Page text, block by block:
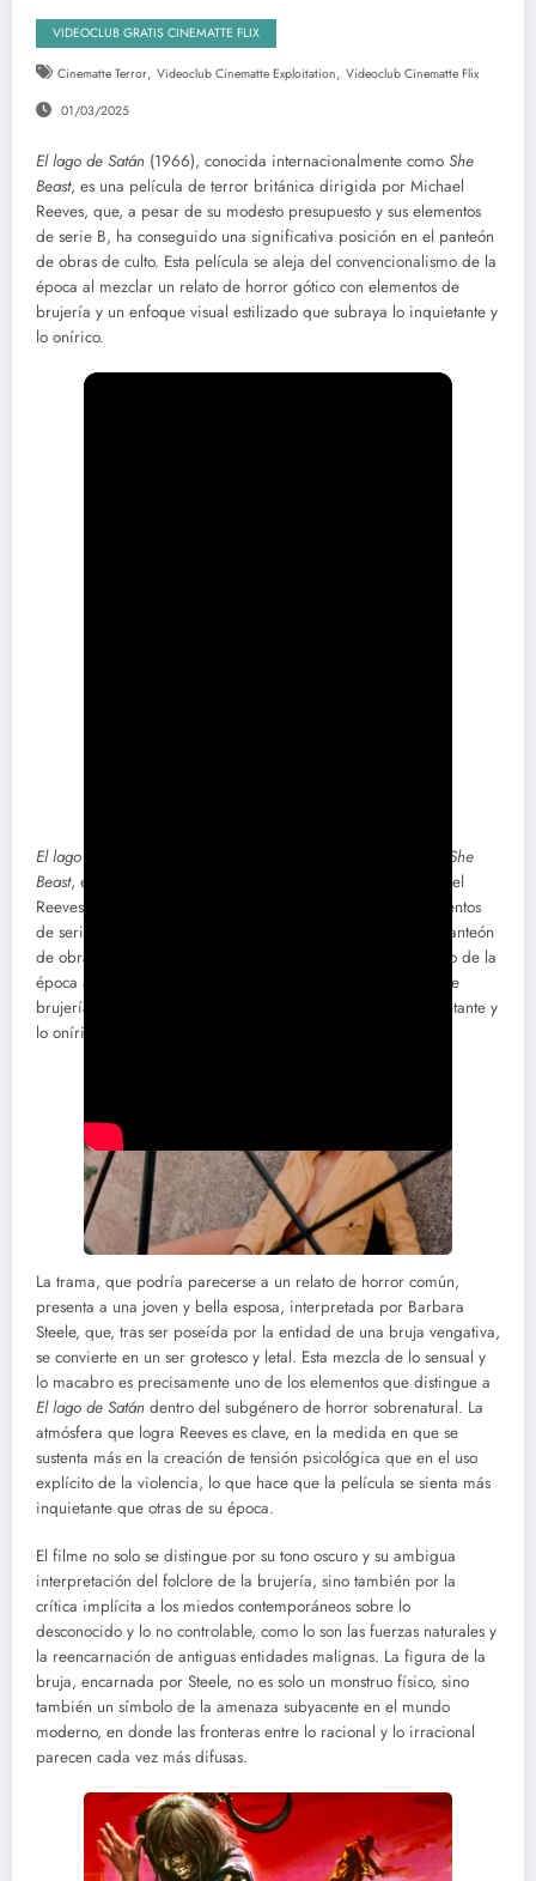
VIDEOCLUB GRATIS CINEMATTE FLIX
Cinematte Terror, Videoclub Cinematte Exploitation, Videoclub Cinematte Flix
01/03/2025
El lago de Satán (1966), conocida internacionalmente como She
Beast, es una película de terror británica dirigida por Michael
Reeves, que, a pesar de su modesto presupuesto y sus elementos
de serie B, ha conseguido una significativa posición en el panteón
de obras de culto. Esta película se aleja del convencionalismo de la
época al mezclar un relato de horror gótico con elementos de
brujería y un enfoque visual estilizado que subraya lo inquietante y
lo onírico.
El lago de Satán
She
Beast, es una película de terror británica dirigida por Michael
Reeves, que, a pesar de su modesto presupuesto y sus elementos
de serie B, ha conseguido una significativa posición en el panteón
de obras de culto. Esta película se aleja del convencionalismo de la
época al mezclar un relato de horror gótico con elementos de
brujería y un enfoque visual estilizado que subraya lo inquietante y
lo onírico.
La trama, que podría parecerse a un relato de horror común,
presenta a una joven y bella esposa, interpretada por Barbara
Steele, que, tras ser poseída por la entidad de una bruja vengativa,
se convierte en un ser grotesco y letal. Esta mezcla de lo sensual y
lo macabro es precisamente uno de los elementos que distingue a
El lago de Satán dentro del subgénero de horror sobrenatural. La
atmósfera que logra Reeves es clave, en la medida en que se
sustenta más en la creación de tensión psicológica que en el uso
explícito de la violencia, lo que hace que la película se sienta más
inquietante que otras de su época.
El filme no solo se distingue por su tono oscuro y su ambigua
interpretación del folclore de la brujería, sino también por la
crítica implícita a los miedos contemporáneos sobre lo
desconocido y lo no controlable, como lo son las fuerzas naturales y
la reencarnación de antiguas entidades malignas. La figura de la
bruja, encarnada por Steele, no es solo un monstruo físico, sino
también un símbolo de la amenaza subyacente en el mundo
moderno, en donde las fronteras entre lo racional y lo irracional
parecen cada vez más difusas.